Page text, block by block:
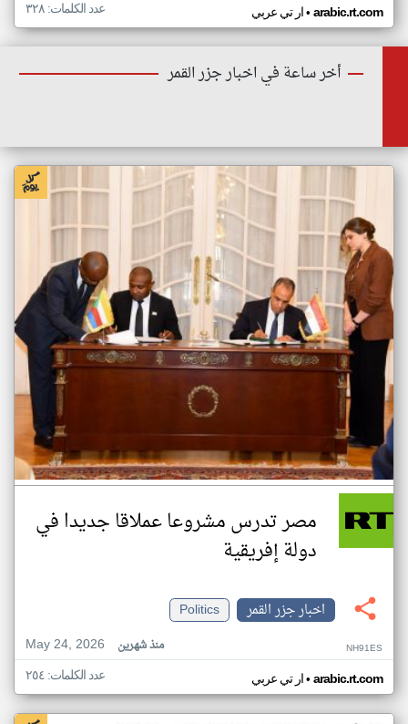
ار تي عربي• arabic.rt.com عدد الكلمات: ٣٢٨
أخر ساعة في اخبار جزر القمر
مصر تدرس مشروعا عملاقا جديدا في
دولة إفريقية
اخبار جزر القمر
Politics
May 24, 2026
منذ شهرين NH91ES
ار تي عربي• arabic.rt.com عدد الكلمات: ٢٥٤